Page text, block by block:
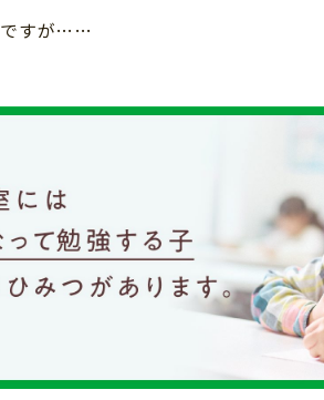
ですが……